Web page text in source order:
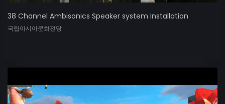
38 Channel Ambisonics Speaker system Installation
국립아시아문화전당